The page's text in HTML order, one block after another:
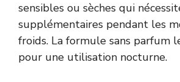
sensibles ou sèches qui
supplémentaires pendant les
froids. La formule sans parfum
pour une utilisation nocturne.